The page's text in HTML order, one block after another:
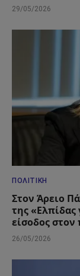
29/05/2026
ΠΟΛΙΤΙΚΉ
Στον Άρειο
της
είσοδος στον
26/05/2026